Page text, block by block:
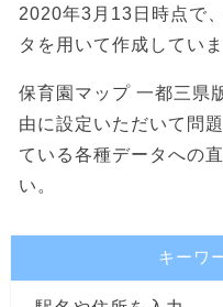
2020年3月13日時点で
タを用いて作成していま
保育園マップ 一都三県
由に設定いただいて問
ている各種データへの
い。
キーワ